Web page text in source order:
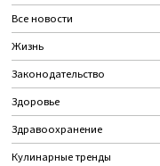
Все новости
Жизнь
Законодательство
Здоровье
Здравоохранение
Кулинарные тренды